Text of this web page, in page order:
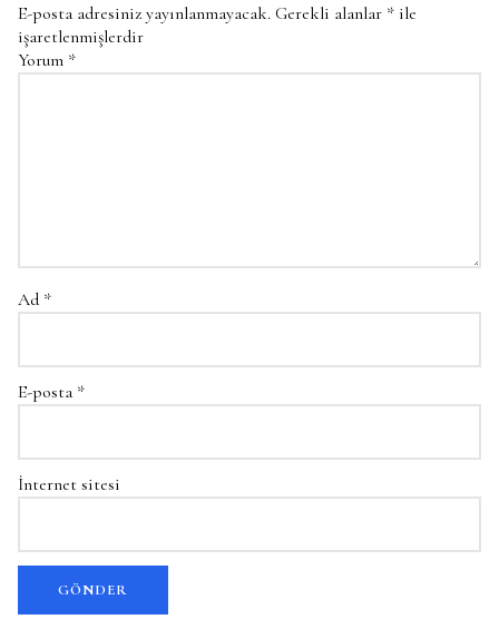
E-posta adresiniz yayınlanmayacak. Gerekli alanlar * ile
işaretlenmişlerdir
Yorum *
Ad *
E-posta *
İnternet sitesi